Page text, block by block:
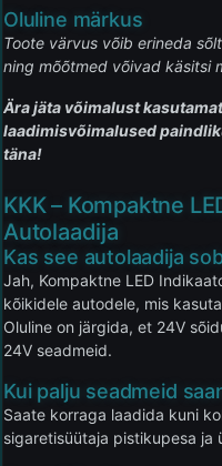
Oluline märkus
Toote värvus võib erineda
ning mõõtmed võivad käsitsi
Ära jäta võimalust
laadimisvõimalused
täna!
KKK – Kompaktne
Autolaadija
Kas see autolaadija
Jah, Kompaktne LED
kõikidele autodele, mis
Oluline on järgida, et 24V
24V seadmeid.
Kui palju seadmeid
Saate korraga laadida kuni
sigaretisüütaja pistikupesa ja